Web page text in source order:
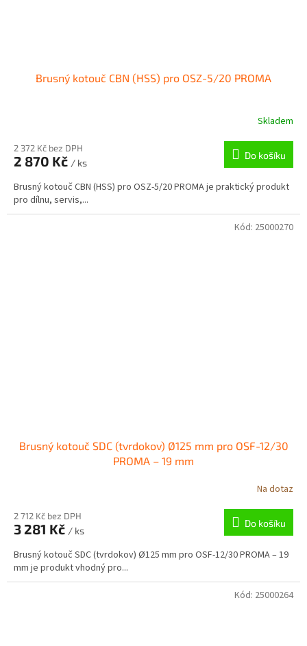
Brusný kotouč CBN (HSS) pro OSZ-5/20 PROMA
Skladem
2 372 Kč bez DPH
2 870 Kč / ks
Do košíku
Brusný kotouč CBN (HSS) pro OSZ-5/20 PROMA je praktický produkt
pro dílnu, servis,...
Brusný kotouč SDC (tvrdokov) Ø125 mm pro OSF-12/30
PROMA – 19 mm
Na dotaz
2 712 Kč bez DPH
3 281 Kč / ks
Do košíku
Brusný kotouč SDC (tvrdokov) Ø125 mm pro OSF-12/30 PROMA – 19
mm je produkt vhodný pro...
Kód: 25000270
Kód: 25000264